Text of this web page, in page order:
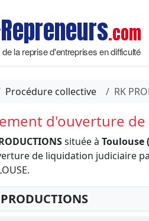
Repreneurs.com
de la reprise d'entreprises en difficulté
Procédure collective RK
d'ouverture
située à Toulouse
de liquidation judiciaire par